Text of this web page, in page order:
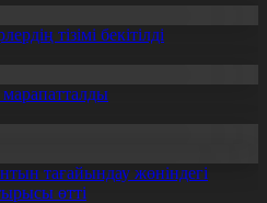
тізімі бекітілді
тағайындау жөніндегі
өтті